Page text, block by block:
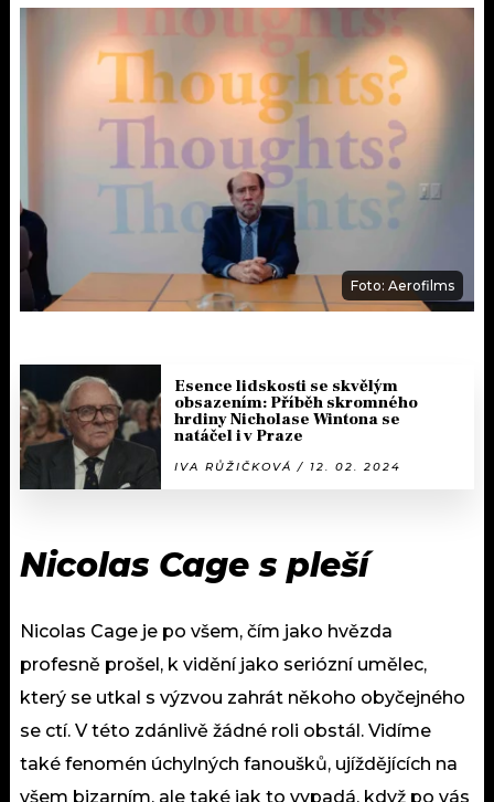
Foto: Aerofilms
Esence lidskosti se skvělým
obsazením: Příběh skromného
hrdiny Nicholase Wintona se
natáčel i v Praze
IVA RŮŽIČKOVÁ / 12. 02. 2024
Nicolas Cage s pleší
Nicolas Cage je po všem, čím jako hvězda
profesně prošel, k vidění jako seriózní umělec,
který se utkal s výzvou zahrát někoho obyčejného
se ctí. V této zdánlivě žádné roli obstál. Vidíme
také fenomén úchylných fanoušků, ujíždějících na
všem bizarním, ale také jak to vypadá, když po vás